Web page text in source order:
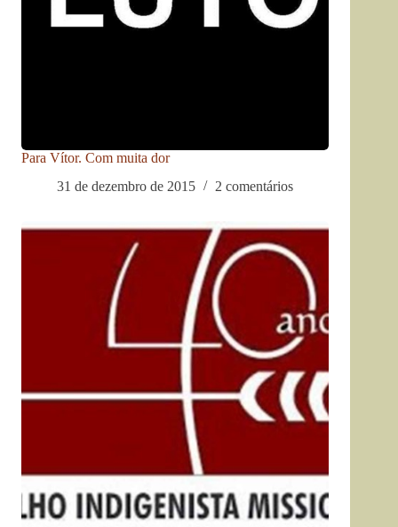
Para Vítor. Com muita dor
31 de dezembro de 2015
2 comentários